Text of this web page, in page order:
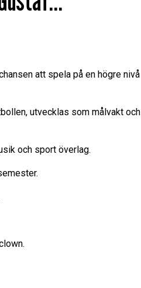
att spela på en högre nivå
utvecklas som målvakt och
och sport överlag.